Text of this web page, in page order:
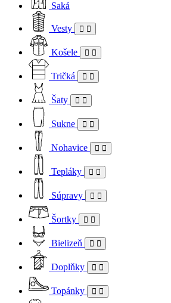
Saká
Vesty
Košele
Tričká
Šaty
Sukne
Nohavice
Tepláky
Súpravy
Šortky
Bielizeň
Doplňky
Topánky